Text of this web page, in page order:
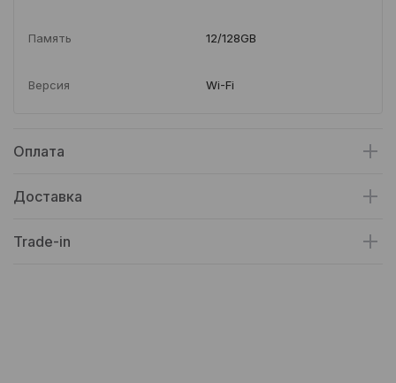
Память 12/128GB
Версия Wi-Fi
Оплата
Доставка
Trade-in